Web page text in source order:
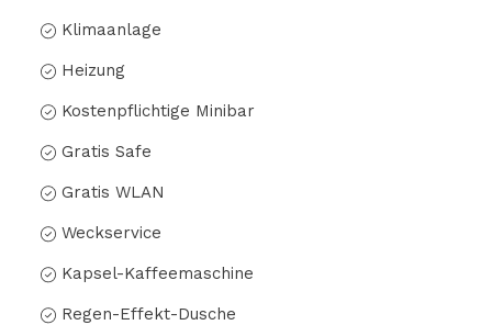
Klimaanlage
Heizung
Kostenpflichtige Minibar
Gratis Safe
Gratis WLAN
Weckservice
Kapsel-Kaffeemaschine
Regen-Effekt-Dusche